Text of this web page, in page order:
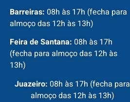
Barreiras: 08h às 17h (fecha para
almoço das 12h às 13h)
Feira de Santana: 08h às 17h
(fecha para almoço das 12h às
13h)
Juazeiro: 08h às 17h (fecha para
almoço das 12h às 13h)